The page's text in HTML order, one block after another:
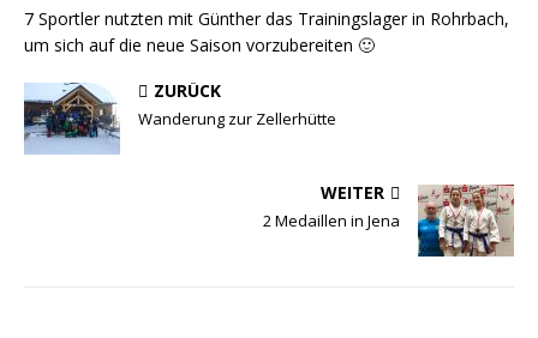
7 Sportler nutzten mit Günther das Trainingslager in Rohrbach,
um sich auf die neue Saison vorzubereiten 🙂
ZURÜCK
Wanderung zur Zellerhütte
WEITER
2 Medaillen in Jena